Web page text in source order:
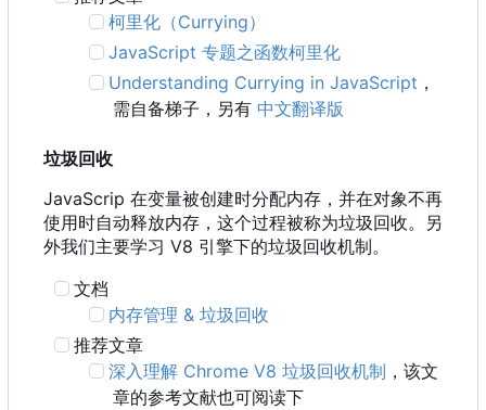
柯里化 （Currying）
JavaScript 专题之函数柯里化
Understanding Currying in JavaScript ，
需自备梯子，另有 中文翻译版
垃圾回收
JavaScrip 在变量被创建时分配内存，并在对象不再
使用时自动释放内存，这个过程被称为垃圾回收。另
外我们主要学习 V8 引擎下的垃圾回收机制。
文档
内存管理 & 垃圾回收
推荐文章
深入理解 Chrome V8 垃圾回收机制 ，该文
章的参考文献也可阅读下